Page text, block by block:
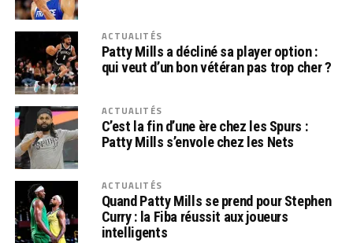
ACTUALITÉS
Patty Mills a décliné sa player option :
qui veut d’un bon vétéran pas trop cher ?
ACTUALITÉS
C’est la fin d’une ère chez les Spurs :
Patty Mills s’envole chez les Nets
ACTUALITÉS
Quand Patty Mills se prend pour Stephen
Curry : la Fiba réussit aux joueurs
intelligents